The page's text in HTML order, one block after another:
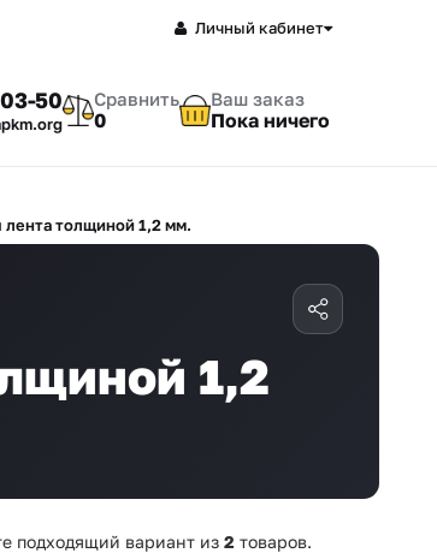
Личный кабинет
50 Сравнить
0
Ваш заказ
Пока ничего
толщиной 1,2 мм.
1,2
подходящий вариант из 2 товаров.